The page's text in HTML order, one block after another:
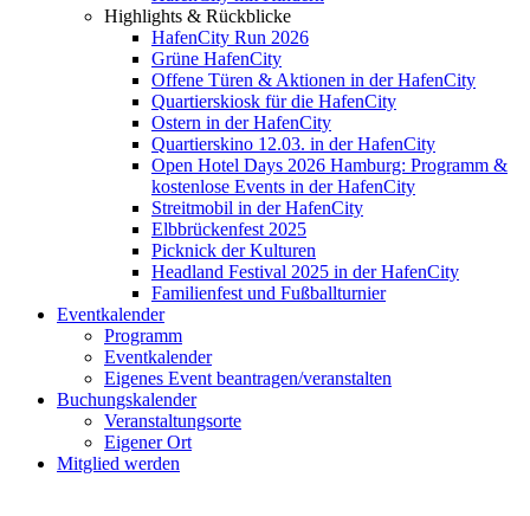
Highlights & Rückblicke
HafenCity Run 2026
Grüne HafenCity
Offene Türen & Aktionen in der HafenCity
Quartierskiosk für die HafenCity
Ostern in der HafenCity
Quartierskino 12.03. in der HafenCity
Open Hotel Days 2026 Hamburg: Programm &
kostenlose Events in der HafenCity
Streitmobil in der HafenCity
Elbbrückenfest 2025
Picknick der Kulturen
Headland Festival 2025 in der HafenCity
Familienfest und Fußballturnier
Eventkalender
Programm
Eventkalender
Eigenes Event beantragen/veranstalten
Buchungskalender
Veranstaltungsorte
Eigener Ort
Mitglied werden